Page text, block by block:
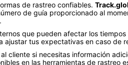
de rastreo confiables.
de guía proporcionado al
que pueden afectar los
ajustar tus expectativas en caso de
cliente si necesitas información
en las herramientas de rastreo